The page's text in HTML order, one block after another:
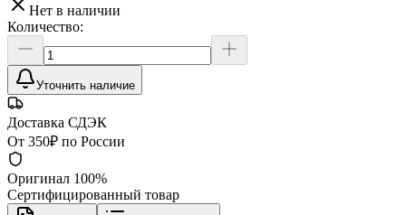
Нет в наличии
Количество:
Уточнить наличие
Доставка СДЭК
От 350₽ по России
Оригинал 100%
Сертифицированный товар